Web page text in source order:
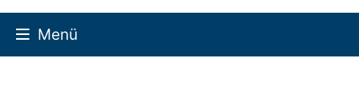
Menü